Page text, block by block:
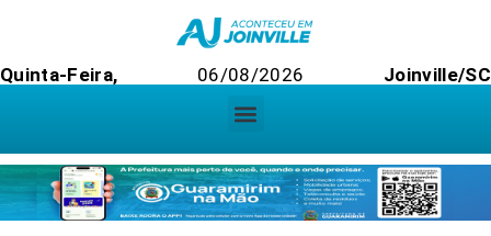
Quinta-Feira, 06/08/2026 Joinville/SC